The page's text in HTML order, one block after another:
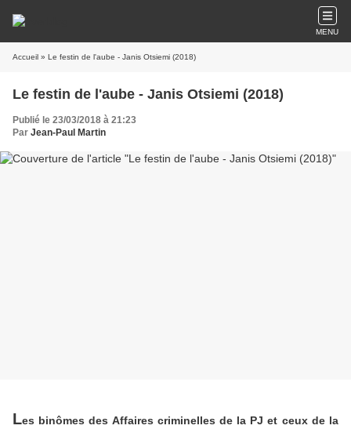
MENU
Accueil » Le festin de l'aube - Janis Otsiemi (2018)
Le festin de l'aube - Janis Otsiemi (2018)
Publié le 23/03/2018 à 21:23
Par Jean-Paul Martin
Les binômes des Affaires criminelles de la PJ et ceux de la